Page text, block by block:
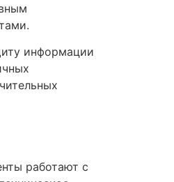
информации
работают с